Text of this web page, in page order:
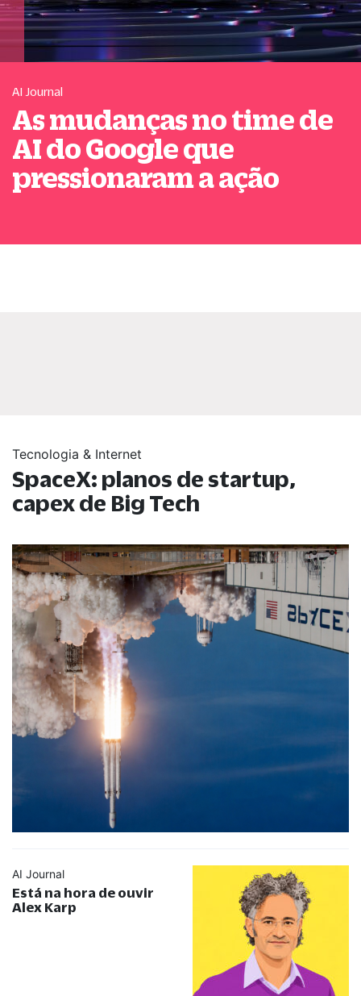
AI Journal
As mudanças no time de
AI do Google que
pressionaram a ação
Tecnologia & Internet
SpaceX: planos de startup,
capex de Big Tech
AI Journal
Está na hora de ouvir
Alex Karp